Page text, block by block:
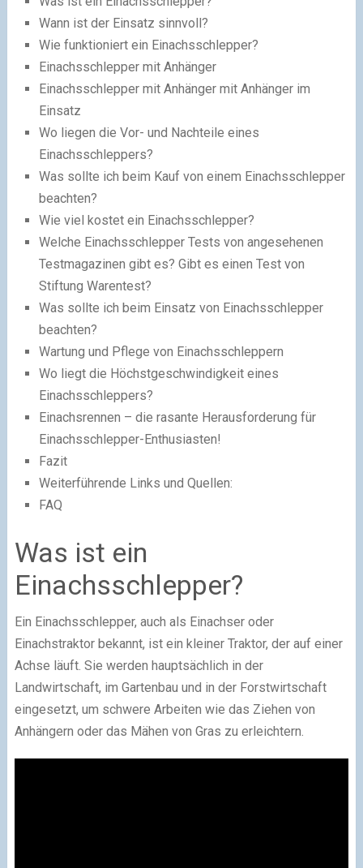
Wann ist der Einsatz sinnvoll?
Wie funktioniert ein Einachsschlepper?
Einachsschlepper mit Anhänger
Einachsschlepper mit Anhänger mit Anhänger im
Einsatz
Wo liegen die Vor- und Nachteile eines
Einachsschleppers?
Was sollte ich beim Kauf von einem Einachsschlepper
beachten?
Wie viel kostet ein Einachsschlepper?
Welche Einachsschlepper Tests von angesehenen
Testmagazinen gibt es? Gibt es einen Test von
Stiftung Warentest?
Was sollte ich beim Einsatz von Einachsschlepper
beachten?
Wartung und Pflege von Einachsschleppern
Wo liegt die Höchstgeschwindigkeit eines
Einachsschleppers?
Einachsrennen – die rasante Herausforderung für
Einachsschlepper-Enthusiasten!
Fazit
Weiterführende Links und Quellen:
FAQ
Was ist ein
Einachsschlepper?
Ein Einachsschlepper, auch als Einachser oder
Einachstraktor bekannt, ist ein kleiner Traktor, der auf einer
Achse läuft. Sie werden hauptsächlich in der
Landwirtschaft, im Gartenbau und in der Forstwirtschaft
eingesetzt, um schwere Arbeiten wie das Ziehen von
Anhängern oder das Mähen von Gras zu erleichtern.